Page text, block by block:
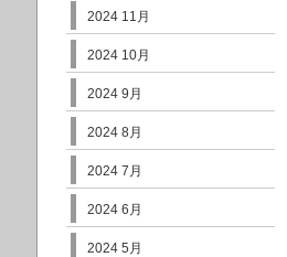
2024 11月
2024 10月
2024 9月
2024 8月
2024 7月
2024 6月
2024 5月